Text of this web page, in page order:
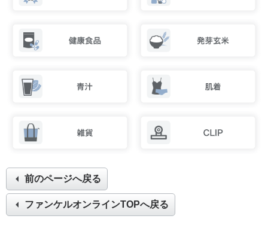
前のページへ戻る
ファンケルオンラインTOPへ戻る